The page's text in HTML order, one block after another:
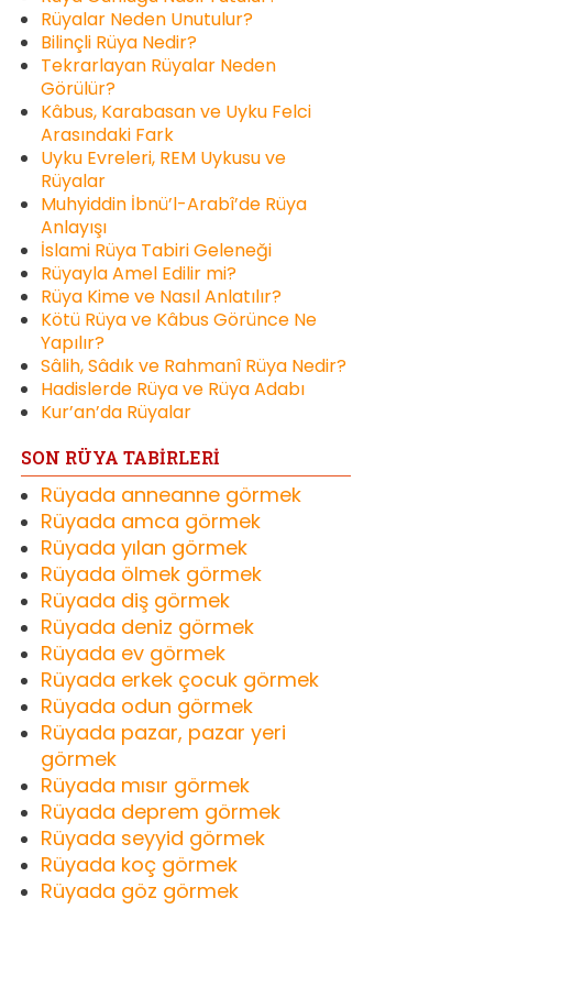
Rüyalar Neden Unutulur?
Bilinçli Rüya Nedir?
Tekrarlayan Rüyalar Neden
Görülür?
Kâbus, Karabasan ve Uyku Felci
Arasındaki Fark
Uyku Evreleri, REM Uykusu ve
Rüyalar
Muhyiddin İbnü’l-Arabî’de Rüya
Anlayışı
İslami Rüya Tabiri Geleneği
Rüyayla Amel Edilir mi?
Rüya Kime ve Nasıl Anlatılır?
Kötü Rüya ve Kâbus Görünce Ne
Yapılır?
Sâlih, Sâdık ve Rahmanî Rüya Nedir?
Hadislerde Rüya ve Rüya Adabı
Kur’an’da Rüyalar
SON RÜYA TABİRLERİ
Rüyada anneanne görmek
Rüyada amca görmek
Rüyada yılan görmek
Rüyada ölmek görmek
Rüyada diş görmek
Rüyada deniz görmek
Rüyada ev görmek
Rüyada erkek çocuk görmek
Rüyada odun görmek
Rüyada pazar, pazar yeri
görmek
Rüyada mısır görmek
Rüyada deprem görmek
Rüyada seyyid görmek
Rüyada koç görmek
Rüyada göz görmek